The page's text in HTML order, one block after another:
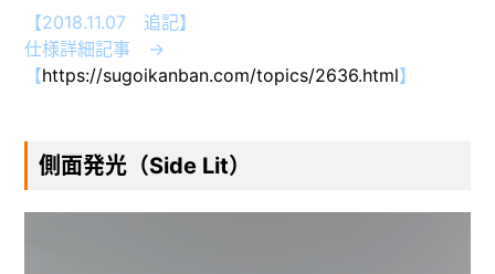
【2018.11.07 追記】
仕様詳細記事 →
【https://sugoikanban.com/topics/2636.html】
側面発光（Side Lit）